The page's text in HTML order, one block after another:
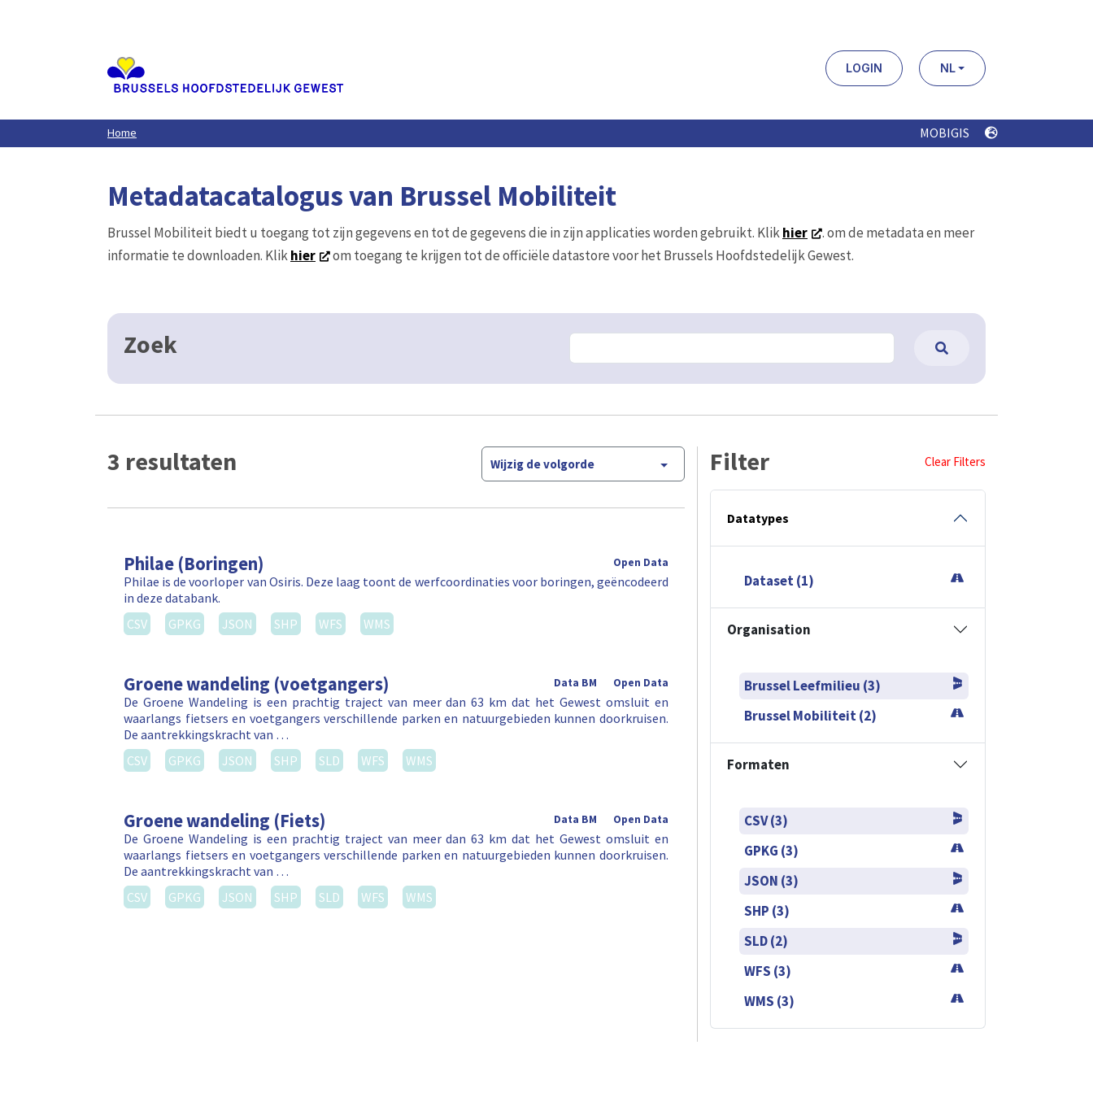
LOGIN NL
Home MOBIGIS
Metadatacatalogus van Brussel Mobiliteit
Brussel Mobiliteit biedt u toegang tot zijn gegevens en tot de gegevens die in zijn applicaties worden gebruikt. Klikhier
. om de metadata en meer
informatie te downloaden. Klikhier om toegang te krijgen tot de officiële datastore voor het Brussels Hoofdstedelijk Gewest.
Zoek
3 resultaten Wijzig de volgorde
Philae (Boringen) Open Data
Philae is de voorloper van Osiris. Deze laag toont de werfcoordinaties voor boringen, geëncodeerd
in deze databank.
CSV
GPKG JSON SHP WFS WMS
Groene wandeling (voetgangers) Open Data
Data BM
De Groene Wandeling is een prachtig traject van meer dan 63 km dat het Gewest omsluit en
waarlangs fietsers en voetgangers verschillende parken en natuurgebieden kunnen doorkruisen.
De aantrekkingskracht van …
CSV
GPKG JSON SHP SLD WFS WMS
Groene wandeling (Fiets) Open Data
Data BM
De Groene Wandeling is een prachtig traject van meer dan 63 km dat het Gewest omsluit en
waarlangs fietsers en voetgangers verschillende parken en natuurgebieden kunnen doorkruisen.
De aantrekkingskracht van …
CSV
GPKG JSON SHP SLD WFS WMS
Filter Clear Filters
Datatypes
Dataset (1)
Organisation
Brussel Leefmilieu (3)
Brussel Mobiliteit (2)
Formaten
CSV (3)
GPKG (3)
JSON (3)
SHP (3)
SLD (2)
WFS (3)
WMS (3)